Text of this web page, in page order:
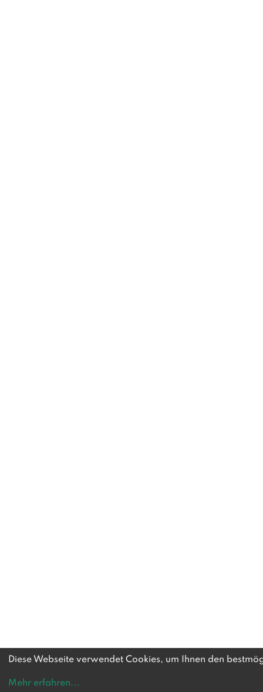
Diese Webseite verwendet Cookies, um Ihnen den
Mehr erfahren...